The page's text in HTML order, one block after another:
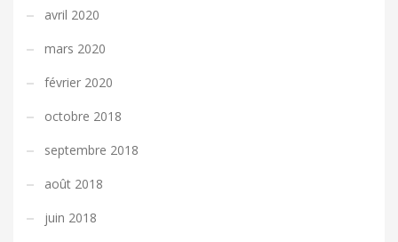
avril 2020
mars 2020
février 2020
octobre 2018
septembre 2018
août 2018
juin 2018